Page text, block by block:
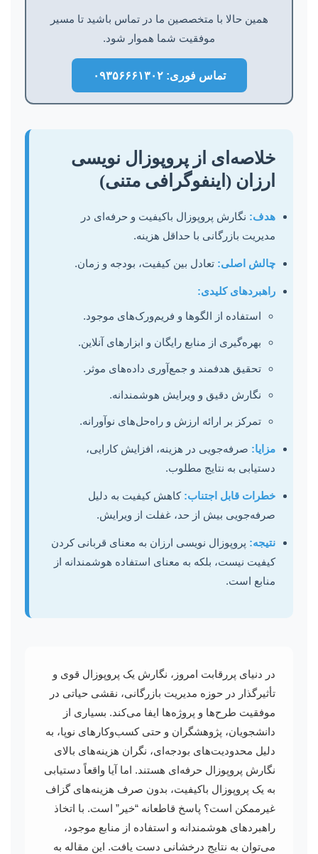
همین حالا با متخصصین ما در تماس باشید تا مسیر
موفقیت شما هموار شود.
تماس فوری: ۰۹۳۵۶۶۶۱۳۰۲
خلاصه‌ای از پروپوزال نویسی
ارزان (اینفوگرافی متنی)
هدف: نگارش پروپوزال باکیفیت و حرفه‌ای در
مدیریت بازرگانی با حداقل هزینه.
چالش اصلی: تعادل بین کیفیت، بودجه و زمان.
راهبردهای کلیدی:
استفاده از الگوها و فریم‌ورک‌های موجود.
بهره‌گیری از منابع رایگان و ابزارهای آنلاین.
تحقیق هدفمند و جمع‌آوری داده‌های موثر.
نگارش دقیق و ویرایش هوشمندانه.
تمرکز بر ارائه ارزش و راه‌حل‌های نوآورانه.
مزایا: صرفه‌جویی در هزینه، افزایش کارایی،
دستیابی به نتایج مطلوب.
خطرات قابل اجتناب: کاهش کیفیت به دلیل
صرفه‌جویی بیش از حد، غفلت از ویرایش.
نتیجه: پروپوزال نویسی ارزان به معنای قربانی کردن
کیفیت نیست، بلکه به معنای استفاده هوشمندانه از
منابع است.
در دنیای پررقابت امروز، نگارش یک پروپوزال قوی و
تأثیرگذار در حوزه مدیریت بازرگانی، نقشی حیاتی در
موفقیت طرح‌ها و پروژه‌ها ایفا می‌کند. بسیاری از
دانشجویان، پژوهشگران و حتی کسب‌وکارهای نوپا، به
دلیل محدودیت‌های بودجه‌ای، نگران هزینه‌های بالای
نگارش پروپوزال حرفه‌ای هستند. اما آیا واقعاً دستیابی
به یک پروپوزال باکیفیت، بدون صرف هزینه‌های گزاف
غیرممکن است؟ پاسخ قاطعانه “خیر” است. با اتخاذ
راهبردهای هوشمندانه و استفاده از منابع موجود،
می‌توان به نتایج درخشانی دست یافت. این مقاله به